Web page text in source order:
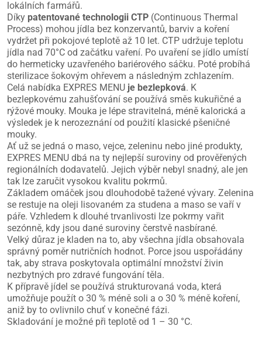
lokálních farmářů.
Díky patentované technologii CTP (Continuous Thermal
Process) mohou jídla bez konzervantů, barviv a koření
vydržet při pokojové teplotě až 10 let. CTP udržuje teplotu
jídla nad 70°C od začátku vaření. Po uvaření se jídlo umístí
do hermeticky uzavřeného bariérového sáčku. Poté probíhá
sterilizace šokovým ohřevem a následným zchlazením.
Celá nabídka EXPRES MENU je bezlepková. K
bezlepkovému zahušťování se používá směs kukuřičné a
rýžové mouky. Mouka je lépe stravitelná, méně kalorická a
výsledek je k nerozeznání od použití klasické pšeničné
mouky.
Ať už se jedná o maso, vejce, zeleninu nebo jiné produkty,
EXPRES MENU dbá na ty nejlepší suroviny od prověřených
regionálních dodavatelů. Jejich výběr nebyl snadný, ale jen
tak lze zaručit vysokou kvalitu pokrmů.
Základem omáček jsou dlouhodobě tažené vývary. Zelenina
se restuje na oleji lisovaném za studena a maso se vaří v
páře. Vzhledem k dlouhé trvanlivosti lze pokrmy vařit
sezónně, kdy jsou dané suroviny čerstvě nasbírané.
Velký důraz je kladen na to, aby všechna jídla obsahovala
správný poměr nutričních hodnot. Porce jsou uspořádány
tak, aby strava poskytovala optimální množství živin
nezbytných pro zdravé fungování těla.
K přípravě jídel se používá strukturovaná voda, která
umožňuje použít o 30 % méně soli a o 30 % méně koření,
aniž by to ovlivnilo chuť v konečné fázi.
Skladování je možné při teplotě od 1 – 30 °C.